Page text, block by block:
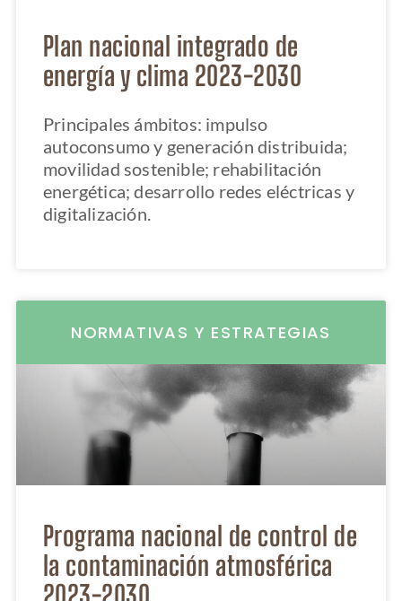
Plan nacional integrado de
energía y clima 2023-2030
Principales ámbitos: impulso
autoconsumo y generación distribuida;
movilidad sostenible; rehabilitación
energética; desarrollo redes eléctricas y
digitalización.
NORMATIVAS Y ESTRATEGIAS
Programa nacional de control de
la contaminación atmosférica